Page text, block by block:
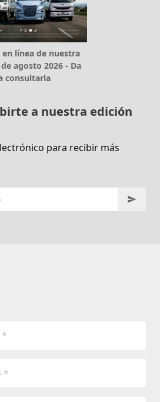
en línea de nuestra
agosto 2026 - Da
consultarla
a nuestra edición
para recibir más